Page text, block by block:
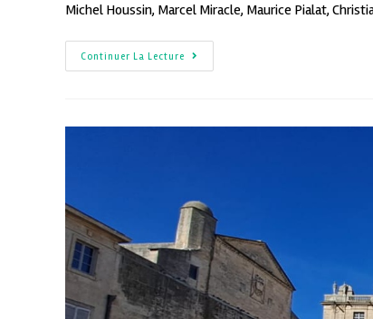
Michel Houssin, Marcel Miracle, Maurice Pialat,
Continuer La Lecture